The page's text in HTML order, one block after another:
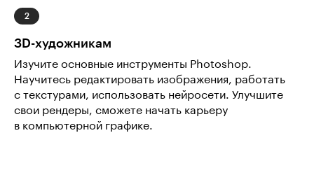
3D-художникам
Изучите основные инструменты Photoshop.
Научитесь редактировать изображения, работать
с текстурами, использовать нейросети. Улучшите
свои рендеры, сможете начать карьеру
в компьютерной графике.